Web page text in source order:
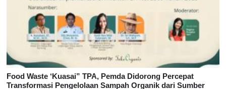
Food Waste ‘Kuasai” TPA, Pemda Didorong Percepat
Transformasi Pengelolaan Sampah Organik dari Sumber